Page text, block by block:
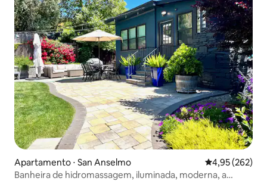
Apartamento ⋅ San Anselmo 4,95 de uma
4,95 (262)
Banheira de hidromassagem, iluminada, moderna, a